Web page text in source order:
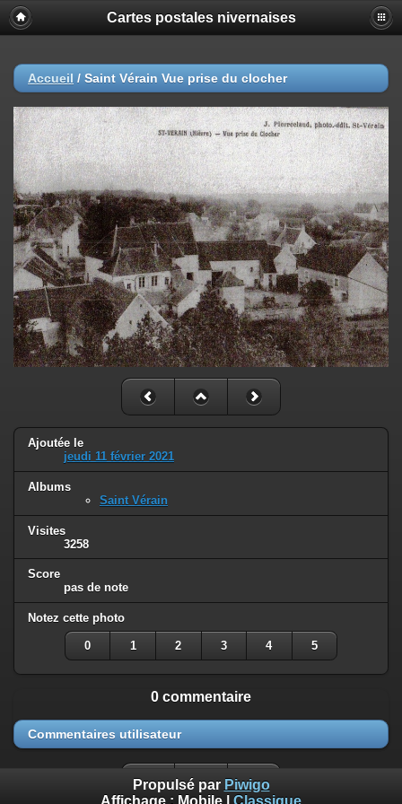
Cartes postales nivernaises
Accueil / Saint Vérain Vue prise du clocher
Ajoutée le
jeudi 11 février 2021
Albums
Saint Vérain
Visites
3258
Score
pas de note
Notez cette photo
0 1 2 3 4 5
0 commentaire
Commentaires utilisateur
Propulsé par Piwigo